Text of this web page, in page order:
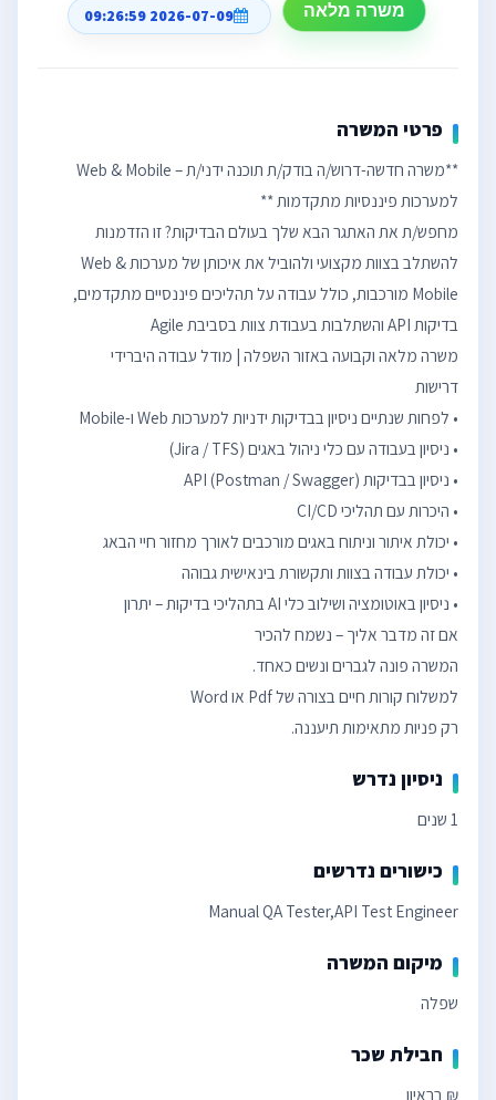
משרה מלאה 2026-07-09 09:26:59
פרטי המשרה
**משרה חדשה-דרוש/ה בודק/ת תוכנה ידני/ת – Web & Mobile
מחפש/ת את האתגר הבא שלך בעולם הבדיקות? זו הזדמנות
להשתלב בצוות מקצועי ולהוביל את איכותן של מערכות Web &
Mobile מורכבות, כולל עבודה על תהליכים פיננסיים מתקדמים,
רק פניות מתאימות תיעננה.
ניסיון נדרש
1 שנים
כישורים נדרשים
Manual QA Tester,API Test Engineer
מיקום המשרה
שפלה
חבילת שכר
₪ בראיון